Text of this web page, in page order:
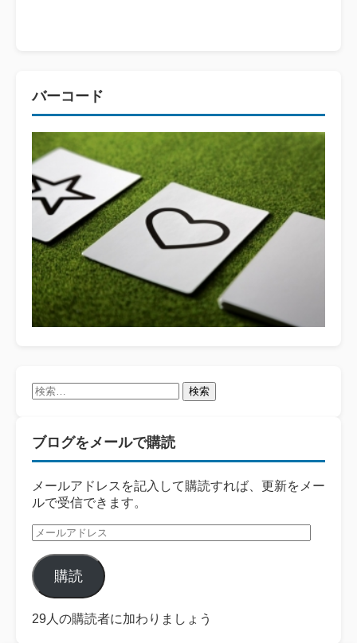
バーコード
検
ブログをメールで購読
メールアドレスを記入して購読すれば、更新をメー
ルで受信できます。
メ
ル
ア
ド
レ
購読
29人の購読者に加わりましょう